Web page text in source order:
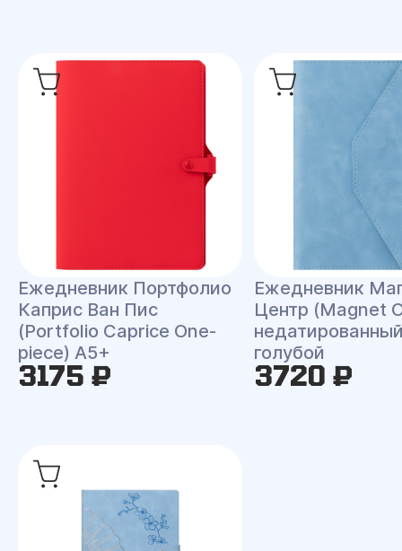
Ежедневник Портфолио
Каприс Ван Пис
(Portfolio Caprice One-
piece) A5+
3175 ₽
Ежедневник
Центр (Magnet
голубой
3720 ₽